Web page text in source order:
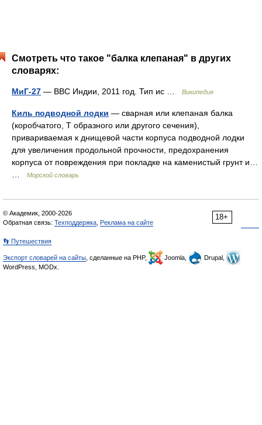
Смотреть что такое "балка клепаная" в других
словарях:
МиГ-27 — ВВС Индии, 2011 год. Тип ис … Википедия
Киль подводной лодки — сварная или клепаная балка
(коробчатого, Т образного или другого сечения),
привариваемая к днищевой части корпуса подводной лодки
для увеличения продольной прочности, предохранения
корпуса от повреждения при покладке на каменистый грунт и…
Морской словарь
18+
© Академик, 2000-2026
Обратная связь: Техподдержка Реклама на сайте
👣 Путешествия
Экспорт словарей на сайты , сделанные на PHP, Joomla,
Drupal,
WordPress, MODx.